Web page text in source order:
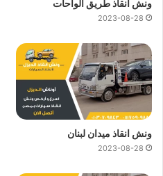
ونش انقاذ طريق الواحات
2023-08-28
ونش انقاذ ميدان لبنان
2023-08-28